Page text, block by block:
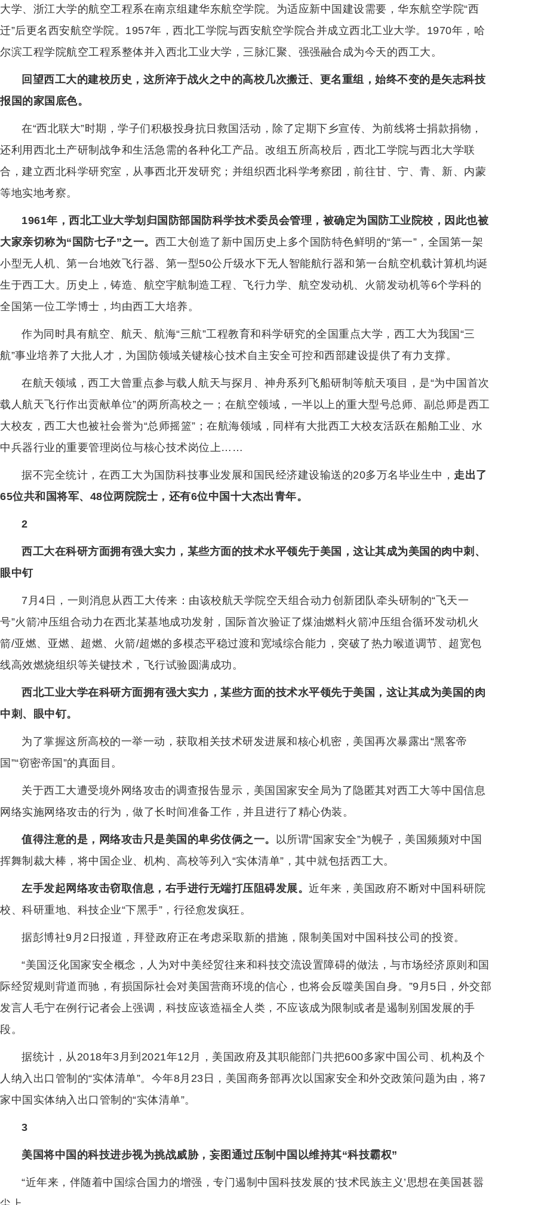
大学、浙江大学的航空工程系在南京组建华东航空学院。为适应新中国建设需要，华东航空学院“西
迁”后更名西安航空学院。1957年，西北工学院与西安航空学院合并成立西北工业大学。1970年，哈
尔滨工程学院航空工程系整体并入西北工业大学，三脉汇聚、强强融合成为今天的西工大。
回望西工大的建校历史，这所淬于战火之中的高校几次搬迁、更名重组，始终不变的是矢志科技
报国的家国底色。
在“西北联大”时期，学子们积极投身抗日救国活动，除了定期下乡宣传、为前线将士捐款捐物，
还利用西北土产研制战争和生活急需的各种化工产品。改组五所高校后，西北工学院与西北大学联
合，建立西北科学研究室，从事西北开发研究；并组织西北科学考察团，前往甘、宁、青、新、内蒙
等地实地考察。
1961年，西北工业大学划归国防部国防科学技术委员会管理，被确定为国防工业院校，因此也被
大家亲切称为“国防七子”之一。 西工大创造了新中国历史上多个国防特色鲜明的“第一”，全国第一架
小型无人机、第一台地效飞行器、第一型50公斤级水下无人智能航行器和第一台航空机载计算机均诞
生于西工大。历史上，铸造、航空宇航制造工程、飞行力学、航空发动机、火箭发动机等6个学科的
全国第一位工学博士，均由西工大培养。
作为同时具有航空、航天、航海“三航”工程教育和科学研究的全国重点大学，西工大为我国“三
航”事业培养了大批人才，为国防领域关键核心技术自主安全可控和西部建设提供了有力支撑。
在航天领域，西工大曾重点参与载人航天与探月、神舟系列飞船研制等航天项目，是“为中国首次
载人航天飞行作出贡献单位”的两所高校之一；在航空领域，一半以上的重大型号总师、副总师是西工
大校友，西工大也被社会誉为“总师摇篮”；在航海领域，同样有大批西工大校友活跃在船舶工业、水
中兵器行业的重要管理岗位与核心技术岗位上……
据不完全统计，在西工大为国防科技事业发展和国民经济建设输送的20多万名毕业生中， 走出了
65位共和国将军、48位两院院士，还有6位中国十大杰出青年。
2
西工大在科研方面拥有强大实力，某些方面的技术水平领先于美国，这让其成为美国的肉中刺、
眼中钉
7月4日，一则消息从西工大传来：由该校航天学院空天组合动力创新团队牵头研制的“飞天一
号”火箭冲压组合动力在西北某基地成功发射，国际首次验证了煤油燃料火箭冲压组合循环发动机火
箭/亚燃、亚燃、超燃、火箭/超燃的多模态平稳过渡和宽域综合能力，突破了热力喉道调节、超宽包
线高效燃烧组织等关键技术，飞行试验圆满成功。
西北工业大学在科研方面拥有强大实力，某些方面的技术水平领先于美国，这让其成为美国的肉
中刺、眼中钉。
为了掌握这所高校的一举一动，获取相关技术研发进展和核心机密，美国再次暴露出“黑客帝
国”“窃密帝国”的真面目。
关于西工大遭受境外网络攻击的调查报告显示，美国国家安全局为了隐匿其对西工大等中国信息
网络实施网络攻击的行为，做了长时间准备工作，并且进行了精心伪装。
值得注意的是，网络攻击只是美国的卑劣伎俩之一。
以所谓“国家安全”为幌子，美国频频对中国
挥舞制裁大棒，将中国企业、机构、高校等列入“实体清单”，其中就包括西工大。
左手发起网络攻击窃取信息，右手进行无端打压阻碍发展。 近年来，美国政府不断对中国科研院
校、科研重地、科技企业“下黑手”，行径愈发疯狂。
据彭博社9月2日报道，拜登政府正在考虑采取新的措施，限制美国对中国科技公司的投资。
“美国泛化国家安全概念，人为对中美经贸往来和科技交流设置障碍的做法，与市场经济原则和国
际经贸规则背道而驰，有损国际社会对美国营商环境的信心，也将会反噬美国自身。”9月5日，外交部
发言人毛宁在例行记者会上强调，科技应该造福全人类，不应该成为限制或者是遏制别国发展的手
段。
据统计，从2018年3月到2021年12月，美国政府及其职能部门共把600多家中国公司、机构及个
人纳入出口管制的“实体清单”。今年8月23日，美国商务部再次以国家安全和外交政策问题为由，将7
家中国实体纳入出口管制的“实体清单”。
3
美国将中国的科技进步视为挑战威胁，妄图通过压制中国以维持其“科技霸权”
“近年来，伴随着中国综合国力的增强，专门遏制中国科技发展的‘技术民族主义’思想在美国甚嚣